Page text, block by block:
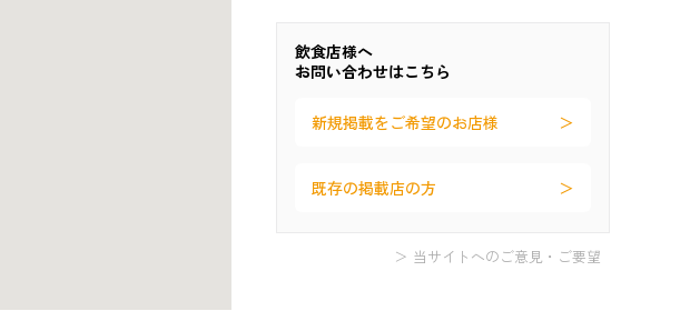
飲食店様へ
お問い合わせはこちら
新規掲載をご希望のお店様
既存の掲載店の方
＞ 当サイトへのご意見・ご要望